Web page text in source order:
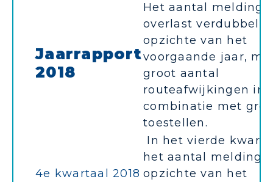
Jaarrapport
2018
Het aantal
overlast
opzichte van het
voorgaande jaar,
groot aantal
routeafwijkingen in
combinatie met
toestellen.
4e kwartaal 2018
In het vierde
het aantal
opzichte van het